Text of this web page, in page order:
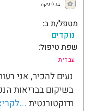
בקליניקה
מטפל/ת ב:
נוקדים
שפת טיפול:
עברית
נעים להכיר, אני
בשיקום בבריאות
ודוקטורנטית